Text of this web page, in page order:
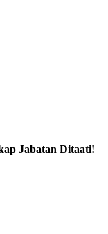
Jabatan Ditaati!